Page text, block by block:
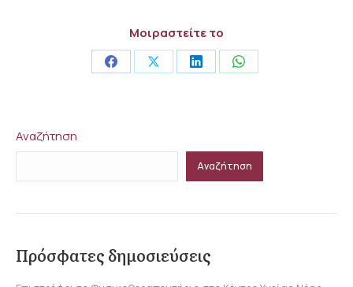
Μοιραστείτε το
Share Share Share Share
Αναζήτηση
Αναζήτηση
Πρόσφατες δημοσιεύσεις